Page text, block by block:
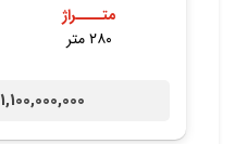
متــــراژ
۲۸۰ متر
1,100,000,000 تومان /